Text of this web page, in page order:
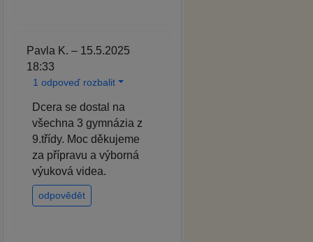
Pavla K. – 15.5.2025
18:33
1 odpoveď rozbalit
Dcera se dostal na
všechna 3 gymnázia z
9.třídy. Moc děkujeme
za přípravu a výborná
výuková videa.
odpovědět